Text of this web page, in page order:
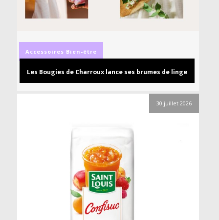
Accessoires Bien-être
Les Bougies de Charroux lance ses brumes de linge
30 juillet 2026